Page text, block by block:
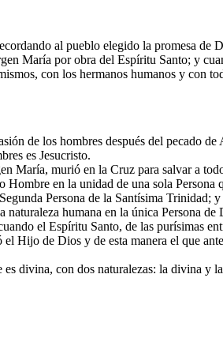
al pueblo elegido la promesa
María por obra del Espíritu Santo; y
con los hermanos humanos y con
de los hombres después del pecado
es Jesucristo.
María, murió en la Cruz para salvar a
en la unidad de una sola Persona
Persona de la Santísima Trinidad;
humana en la única Persona de
el Espíritu Santo, de las purísimas
Hijo de Dios y de esta manera el que
divina, con dos naturalezas: la divina y